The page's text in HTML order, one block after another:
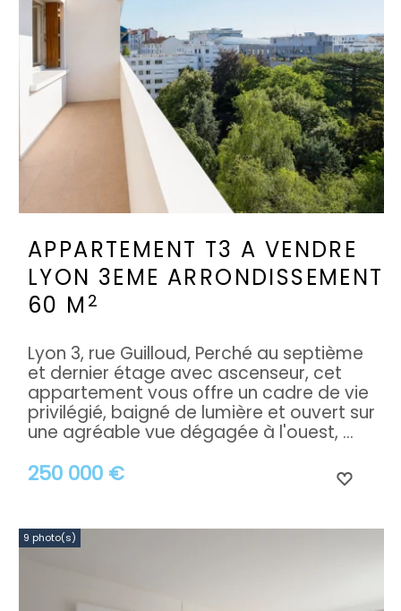
APPARTEMENT T3 A VENDRE
LYON 3EME ARRONDISSEMENT
60 M 2
250 000 €
Lyon 3, rue Guilloud, Perché au septième
et dernier étage avec ascenseur, cet
appartement vous offre un cadre de vie
privilégié, baigné de lumière et ouvert sur
une agréable vue dégagée à l'ouest, ...
9 photo(s)